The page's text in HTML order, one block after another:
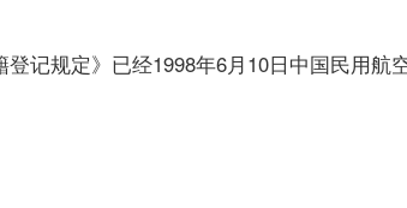
规定》已经1998年6月10日中国民用航